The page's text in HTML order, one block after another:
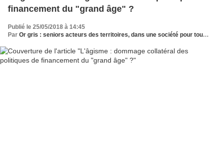
financement du "grand âge" ?
Publié le 25/05/2018 à 14:45
Par Or gris : seniors acteurs des territoires, dans une société pour tous les âges